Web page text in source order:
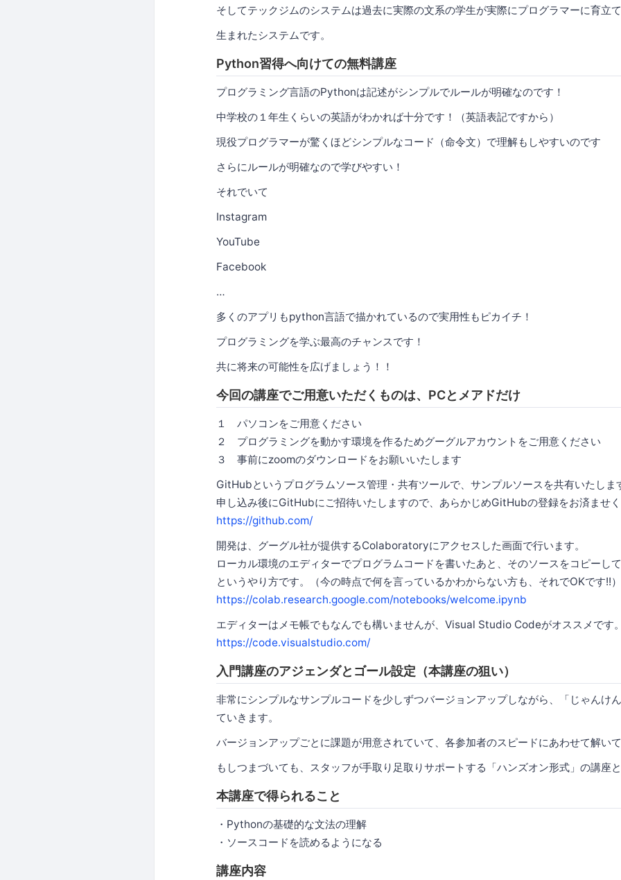
そしてテックジムのシステムは過去に実際の文系の学生が実際にプログラマーに育立
生まれたシステムです。
Python習得へ向けての無料講座
プログラミング言語のPythonは記述がシンプルでルールが明確なのです！
中学校の１年生くらいの英語がわかれば十分です！（英語表記ですから）
現役プログラマーが驚くほどシンプルなコード（命令文）で理解もしやすいのです
さらにルールが明確なので学びやすい！
それでいて
Instagram
YouTube
Facebook
…
多くのアプリもpython言語で描かれているので実用性もピカイチ！
プログラミングを学ぶ最高のチャンスです！
共に将来の可能性を広げましょう！！
今回の講座でご用意いただくものは、PCとメアドだけ
１ パソコンをご用意ください
２ プログラミングを動かす環境を作るためグーグルアカウントをご用意ください
３ 事前にzoomのダウンロードをお願いいたします
GitHubというプログラムソース管理・共有ツールで、サンプルソースを共有いたしま
申し込み後にGitHubにご招待いたしますので、あらかじめGitHubの登録をお済ませく
https://github.com/
開発は、グーグル社が提供するColaboratoryにアクセスした画面で行います。
ローカル環境のエディターでプログラムコードを書いたあと、そのソースをコピーし
というやり方です。（今の時点で何を言っているかわからない方も、それでOKです!!）
https://colab.research.google.com/notebooks/welcome.ipynb
エディターはメモ帳でもなんでも構いませんが、Visual Studio Codeがオススメです。
https://code.visualstudio.com/
入門講座のアジェンダとゴール設定（本講座の狙い）
非常にシンプルなサンプルコードを少しずつバージョンアップしながら、「じゃんけ
ていきます。
バージョンアップごとに課題が用意されていて、各参加者のスピードにあわせて解いて
もしつまづいても、スタッフが手取り足取りサポートする「ハンズオン形式」の講座と
本講座で得られること
・Pythonの基礎的な文法の理解
・ソースコードを読めるようになる
講座内容